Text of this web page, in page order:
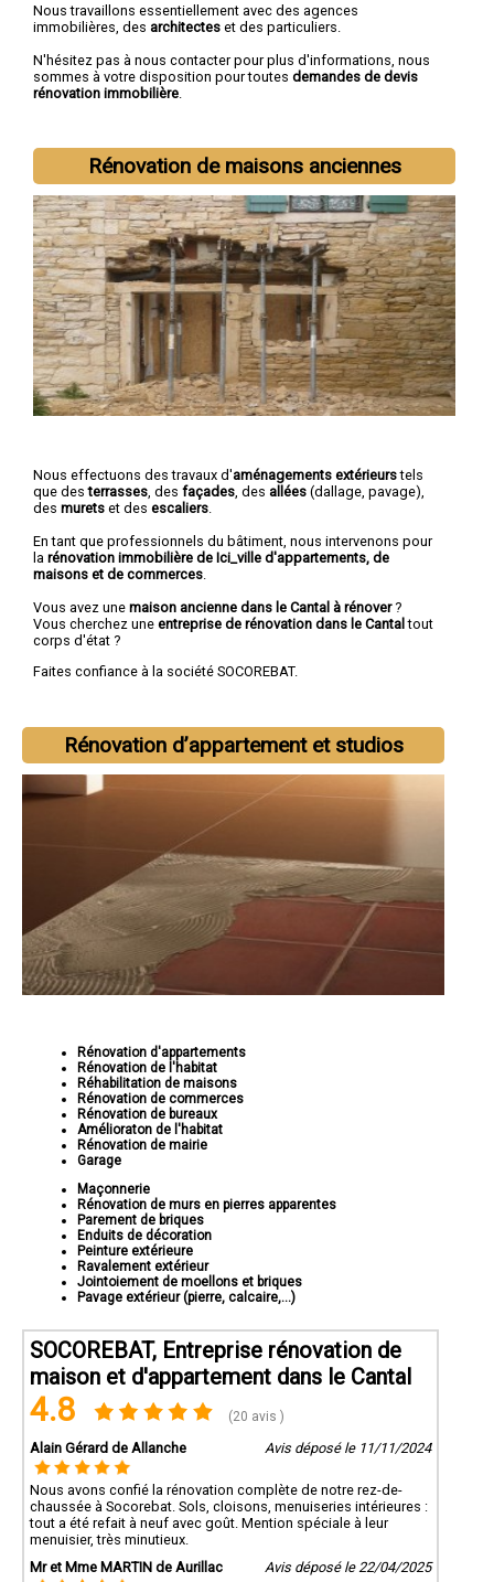
Nous travaillons essentiellement avec des agences
immobilières, des architectes et des particuliers.
N'hésitez pas à nous contacter pour plus d'informations, nous
sommes à votre disposition pour toutes demandes de devis
rénovation immobilière
Rénovation de maisons anciennes
Nous effectuons des travaux d'aménagements extérieurstels
que desterrasses, des façades, des allées (dallage, pavage),
des murets et des escaliers.
En tant que professionnels du bâtiment, nous intervenons pour
la rénovation immobilière de Ici_ville d'appartements, de
maisons et de commerces.
Vous avez une maison ancienne dans le Cantal à rénover?
Vous cherchez une entreprise de rénovation dans le Cantaltout
corps d'état ?
Faites confiance à la société SOCOREBAT.
Rénovation d’appartement et studios
Rénovation d'appartements
Rénovation de l'habitat
Réhabilitation de maisons
Rénovation de commerces
Rénovation de bureaux
Amélioraton de l'habitat
Rénovation de mairie
Garage
Maçonnerie
Rénovation de murs en pierres apparentes
Parement de briques
Enduits de décoration
Peinture extérieure
Ravalement extérieur
Jointoiement de moellons et briques
Pavage extérieur (pierre, calcaire,...)
SOCOREBAT, Entreprise rénovation de
maison et d'appartement dans le Cantal
4.8 (20 avis )
Alain Gérard de Allanche Avis déposé le 11/11/2024
Nous avons confié la rénovation complète de notre rez-de-
chaussée à Socorebat. Sols, cloisons, menuiseries intérieures :
tout a été refait à neuf avec goût. Mention spéciale à leur
menuisier, très minutieux.
Mr et Mme MARTIN de Aurillac
Avis déposé le 22/04/2025